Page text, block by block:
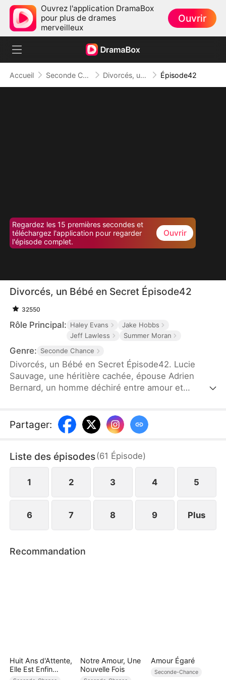
Ouvrez l'application DramaBox
pour plus de drames
merveilleux
Ouvrir
Accueil Seconde Chance Divorcés, un Bébé en Secret Épisode42
Regardez les 15 premières secondes et
téléchargez l'application pour regarder
l'épisode complet.
Ouvrir
Divorcés, un Bébé en Secret Épisode42
32550
Rôle Principal: Haley Evans
Jake Hobbs
Jeff Lawless
Summer Moran
Genre: Seconde Chance
Divorcés, un Bébé en Secret Épisode42. Lucie
Sauvage, une héritière cachée, épouse Adrien
Bernard, un homme déchiré entre amour et
profondes et des trahisons inattendues. Quand les
fantômes du passé resurgissent et que les vérités
Ou sera-t-il à jamais détruit ?
Partager:
Liste des épisodes(61 Épisode)
1 2 3 4 5
6 7 8 9 Plus
Recommandation
Huit Ans d'Attente,
Elle Est Enfin
Mienne
Notre Amour, Une
Nouvelle Fois
Amour Égaré
Seconde-Chance